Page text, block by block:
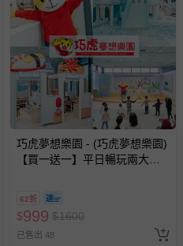
巧虎夢想樂園 - (巧虎夢想樂園)
【買一送一】平日暢玩兩大一
2026/10/16 正券逾期視同現金
券使用
62折
$999 $1600
已售出 48